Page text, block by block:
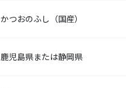
かつおのふし（国産）
鹿児島県または静岡県